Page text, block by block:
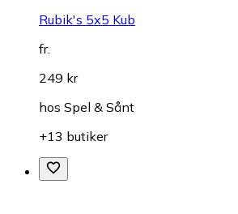
Rubik's 5x5 Kub
fr.
249 kr
hos Spel & Sånt
+13 butiker